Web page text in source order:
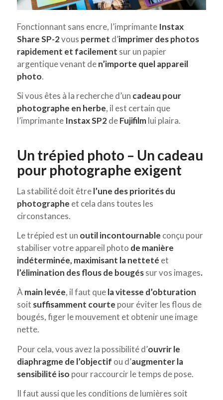
Fonctionnant sans encre, l’imprimante Instax
Share SP-2vous permet d’imprimer des photos
rapidement et facilement sur un papier
argentiquevenant den’importe quel appareil
photo.
Si vous êtes à la recherche d’un cadeau pour
photographe en herbe, il est certain que
l’imprimante Instax SP2deFujifilmlui plaira.
Un trépied photo – Un cadeau
pour photographe exigent
La stabilité doit êtrel’une des priorités du
photographe et cela dans toutes les
circonstances.
Le trépied est un outil incontournable conçu pour
stabiliser votre appareil photo de manière
indéterminée, maximisant la netteté et
l’élimination des flous de bougéssur vos images.
Àmain levée, il faut quela vitesse d’obturation
soit suffisamment courte pour éviter les flous de
bougés, figer le mouvement et obtenir une image
nette.
Pour cela, vous avez la possibilité d’ouvrir le
diaphragme de l’objectif ou d’augmenter la
sensibilité iso pour raccourcir le temps de pose.
Il faut aussi que les conditions de lumières soit